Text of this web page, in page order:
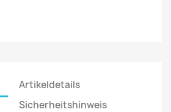
Artikeldetails
Sicherheitshinweis